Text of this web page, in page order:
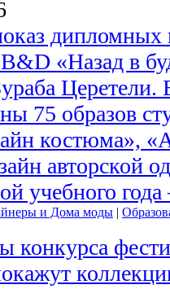
дипломных
«Назад в
75 образов
костюма»,
авторской
учебного
и Дома моды |
конкурса